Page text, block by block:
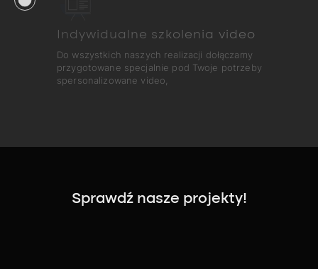
Indywidualne szkolenia video
Do wszystkich naszych realizacji dołączamy
przygotowane specjalnie pod Twoje potrzeby
spersonalizowane video,
Sprawdź nasze projekty!